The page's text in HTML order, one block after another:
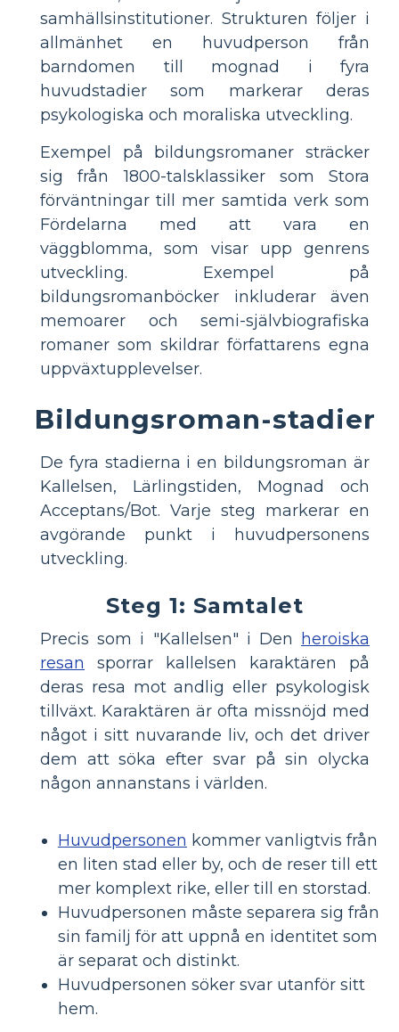
samhällsinstitutioner. Strukturen följer i
allmänhet en huvudperson från
barndomen till mognad i fyra
huvudstadier som markerar deras
psykologiska och moraliska utveckling.
Exempel på bildungsromaner sträcker
sig från 1800-talsklassiker som Stora
förväntningar till mer samtida verk som
Fördelarna med att vara en
väggblomma, som visar upp genrens
utveckling. Exempel på
bildungsromanböcker inkluderar även
memoarer och semi-självbiografiska
romaner som skildrar författarens egna
uppväxtupplevelser.
Bildungsroman-stadier
De fyra stadierna i en bildungsroman är
Kallelsen, Lärlingstiden, Mognad och
Acceptans/Bot. Varje steg markerar en
avgörande punkt i huvudpersonens
utveckling.
Steg 1: Samtalet
Precis som i "Kallelsen" i Den
heroiska
resan sporrar kallelsen karaktären på
deras resa mot andlig eller psykologisk
tillväxt. Karaktären är ofta missnöjd med
något i sitt nuvarande liv, och det driver
dem att söka efter svar på sin olycka
någon annanstans i världen.
Huvudpersonen kommer vanligtvis från
en liten stad eller by, och de reser till ett
mer komplext rike, eller till en storstad.
Huvudpersonen måste separera sig från
sin familj för att uppnå en identitet som
är separat och distinkt.
Huvudpersonen söker svar utanför sitt
hem.